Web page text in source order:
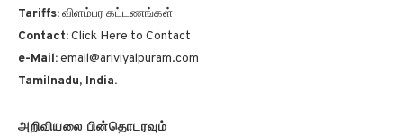
Tariffs:விளம்பர கட்டணங்கள்
Contact:Click Here to Contact
e-Mail:email@ariviyalpuram.com
Tamilnadu, India.
அறிவியலை பின்தொடரவும்